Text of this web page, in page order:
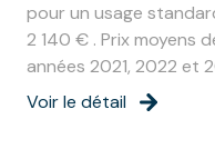
pour un usage
2 140 € . Prix moyens
années 2021, 2022 et
Voir le détail